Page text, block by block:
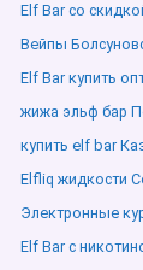
Elf Bar со
Вейпы
Elf Bar купить
жижа эльф бар
купить elf bar
Elfliq жидкости
Электронные
Elf Bar с